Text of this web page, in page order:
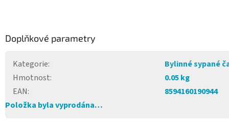
Doplňkové parametry
Kategorie:
Bylinné sypané
Hmotnost:
0.05 kg
EAN:
8594160190944
Položka byla vyprodána…